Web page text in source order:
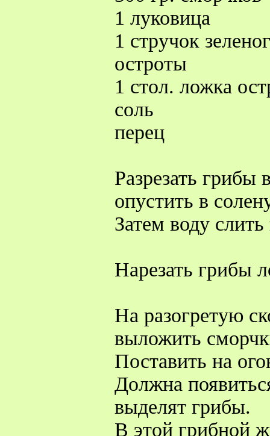
1 луковица
1 стручок
остроты
1 стол. ложка
соль
перец
Разрезать грибы
опустить в
Затем воду
Нарезать грибы
На разогретую
выложить
Поставить на
Должна
выделят грибы.
В этой грибной